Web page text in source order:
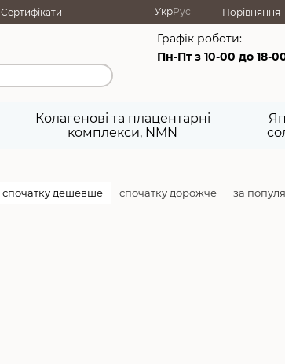
Сертифікати
УкрРус Порівняння
Графік роботи:
Пн-Пт з 10-00 до 18-
Колагенові та плацентарні
комплекси, NMN
спочатку дешевше спочатку дорожче за